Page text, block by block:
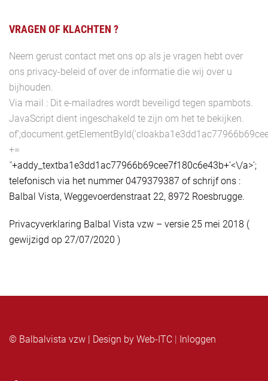
VRAGEN OF KLACHTEN ?
Neem gerust contact met ons op als je vragen hebt over
ons privacy-beleid of over de informatie die wij over u
bijhouden.
Via mail : Dit e-mailadres wordt beveiligd tegen spambots.
JavaScript dient ingeschakeld te zijn om het te bekijken.
+=
''+addy_textba1e3dd1ac77966b69cee7f180c6e43b+'<\/a>';
telefonisch via het nummer 0479379387 of schrijf ons :
Balbal Vista, Weggevoerdenstraat 22, 8972 Roesbrugge.
Privacyverklaring Balbal Vista vzw – versie 25 mei 2018 (
gewijzigd op 27/07/2020 )
© Balbalvista vzw | Design by Web-ITC | Inloggen